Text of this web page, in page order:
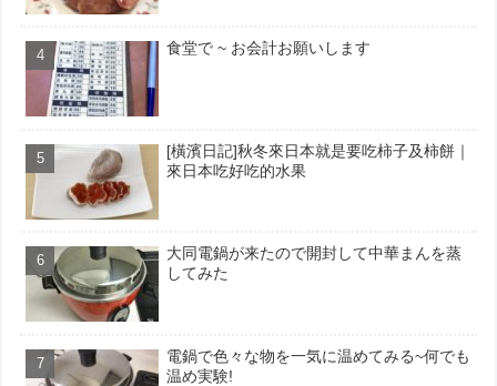
食堂で ~ お会計お願いします
[橫濱日記]秋冬來日本就是要吃柿子及柿餅｜
來日本吃好吃的水果
大同電鍋が来たので開封して中華まんを蒸
してみた
電鍋で色々な物を一気に温めてみる~何でも
温め実験!